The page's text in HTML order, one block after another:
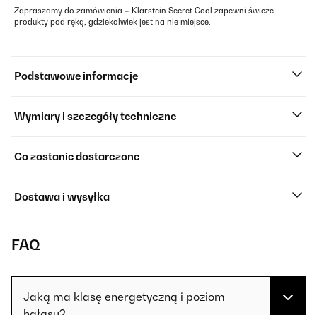
Zapraszamy do zamówienia – Klarstein Secret Cool zapewni świeże
produkty pod ręką, gdziekolwiek jest na nie miejsce.
Podstawowe informacje
Wymiary i szczegóły techniczne
Co zostanie dostarczone
Dostawa i wysyłka
FAQ
Jaką ma klasę energetyczną i poziom